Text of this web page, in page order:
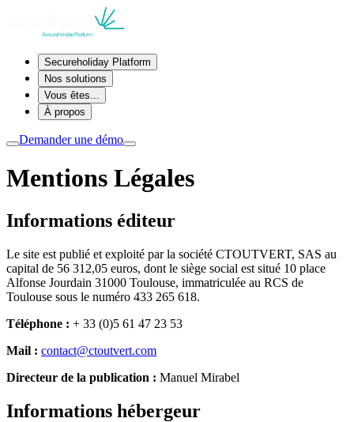
Secureholiday Platform
Nos solutions
Vous êtes...
À propos
Demander une démo
Mentions Légales
Informations éditeur
Le site est publié et exploité par la société CTOUTVERT, SAS au
capital de 56 312,05 euros, dont le siège social est situé 10 place
Alfonse Jourdain 31000 Toulouse, immatriculée au RCS de
Toulouse sous le numéro 433 265 618.
Téléphone : + 33 (0)5 61 47 23 53
Mail : contact@ctoutvert.com
Directeur de la publication : Manuel Mirabel
Informations hébergeur